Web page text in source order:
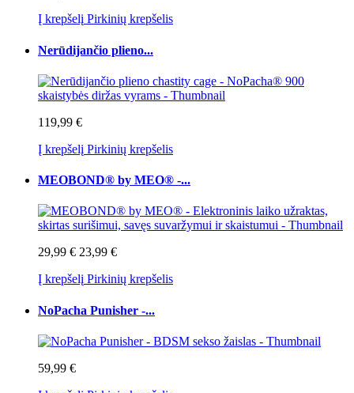
Į krepšelį Pirkinių krepšelis
Nerūdijančio plieno...
119,99 €
Į krepšelį Pirkinių krepšelis
MEOBOND® by MEO® -...
29,99 € 23,99 €
Į krepšelį Pirkinių krepšelis
NoPacha Punisher -...
59,99 €